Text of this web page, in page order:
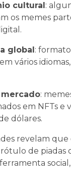
cultural:
os memes
global:
vários
:
em NFTs e
dólares.
revelam que
de piadas